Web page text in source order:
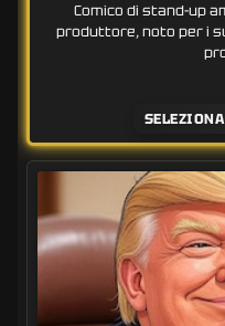
Comico di stand-up
produttore, noto per i